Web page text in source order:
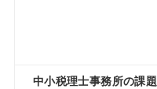
中小税理士事務所の課題